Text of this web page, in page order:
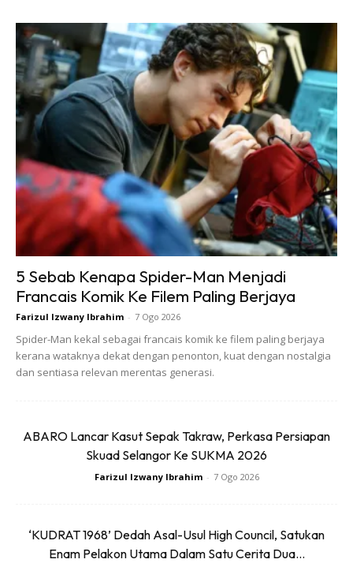
Menerusi tema “Pentas Kebanggaan”, acara ini bukan
sekadar kejohanan kompetitif, tetapi perayaan budaya dan
identiti generasi muda Malaysia.
Ia mengangkat bakat tempatan serta memberi ruang
kepada belia untuk meraikan pencapaian dan kreativiti
mereka dalam suasana inklusif dan progresif.
Pendekatan ini mengukuhkan kedudukan e-sukan sebagai
sebahagian daripada gerakan budaya kontemporari
negara.
Barisan Artis dan Persembahan Pentas
bukan sahaja terkenal di persada muzik tanah air, malah
turut menampilkan bakat baharu yang sedang meningkat
5 Sebab Kenapa Spider-Man Menjadi
Francais Komik Ke Filem Paling Berjaya
Farizul Izwany Ibrahim - 7 Ogo 2026
Spider-Man kekal sebagai francais komik ke filem paling berjaya
kerana wataknya dekat dengan penonton, kuat dengan nostalgia
dan sentiasa relevan merentas generasi.
ABARO Lancar Kasut Sepak Takraw, Perkasa Persiapan
Skuad Selangor Ke SUKMA 2026
Farizul Izwany Ibrahim - 7 Ogo 2026
‘KUDRAT 1968’ Dedah Asal-Usul High Council, Satukan
Enam Pelakon Utama Dalam Satu Cerita Dua...